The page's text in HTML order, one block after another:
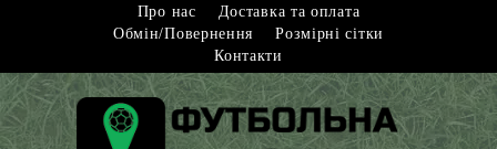
Про нас
Доставка та оплата
Обмін/Повернення
Розмірні сітки
Контакти